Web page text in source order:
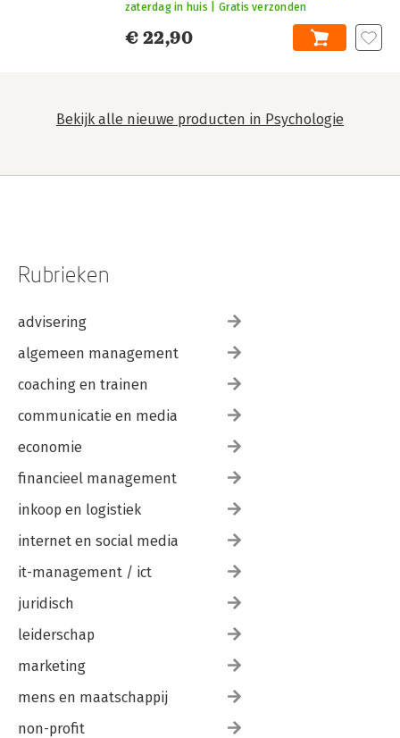
€ 22,90
zaterdag in huis | Gratis verzonden
Bekijk alle nieuwe producten in Psychologie
Rubrieken
advisering
algemeen management
coaching en trainen
communicatie en media
economie
financieel management
inkoop en logistiek
internet en social media
it-management / ict
juridisch
leiderschap
marketing
mens en maatschappij
non-profit